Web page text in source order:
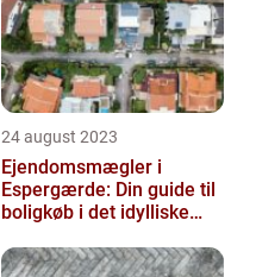
24 august 2023
Ejendomsmægler i
Espergærde: Din guide til
boligkøb i det idylliske